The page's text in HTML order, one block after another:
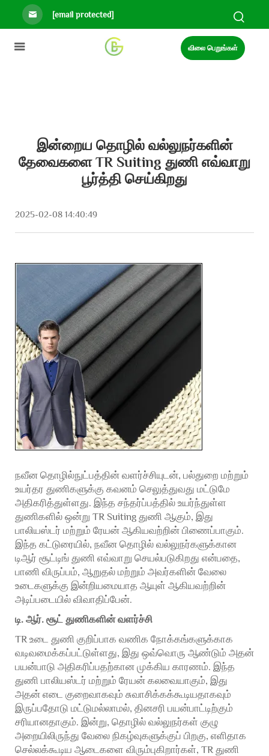
[email protected]
விலை பெறுங்கள்
இன்றைய தொழில் வல்லுநர்களின்
தேவைகளை TR Suiting துணி எவ்வாறு
பூர்த்தி செய்கிறது
2025-02-08 14:40:49
நவீன தொழில்நுட்பத்தின் வளர்ச்சியுடன், பல்துறை மற்றும்
உயர்தர துணிகளுக்கு கவனம் செலுத்துவது மட்டுமே
அதிகரித்துள்ளது. இந்த சந்தர்ப்பத்தில் உயர்ந்துள்ள
துணிகளில் ஒன்று TR Suiting துணி ஆகும், இது
பாலியஸ்டர் மற்றும் ரேயன் ஆகியவற்றின் பிணைப்பாகும்.
இந்த கட்டுரையில், நவீன தொழில் வல்லுநர்களுக்கான
டிஆர் சூட்டிங் துணி எவ்வாறு செயல்படுகிறது என்பதை,
பாணி விருப்பம், ஆறுதல் மற்றும் அவர்களின் வேலை
உடைகளுக்கு இன்றியமையாத ஆயுள் ஆகியவற்றின்
அடிப்படையில் விவாதிப்பேன்.
டி. ஆர். சூட் துணிகளின் வளர்ச்சி
TR உடை துணி குறிப்பாக வணிக நோக்கங்களுக்காக
வடிவமைக்கப்பட்டுள்ளது, இது ஒவ்வொரு ஆண்டும் அதன்
பயன்பாடு அதிகரிப்பதற்கான முக்கிய காரணம். இந்த
துணி பாலியஸ்டர் மற்றும் ரேயன் கலவையாகும், இது
அதன் எடை குறைவாகவும் சுவாசிக்கக்கூடியதாகவும்
இருப்பதோடு மட்டுமல்லாமல், தினசரி பயன்பாட்டிற்கும்
சரியானதாகும். இன்று, தொழில் வல்லுநர்கள் குழு
அறையிலிருந்து வேலை நிகழ்வுகளுக்குப் பிறகு, எளிதாக
செல்லக்கூடிய ஆடைகளை விரும்புகிறார்கள், TR துணி